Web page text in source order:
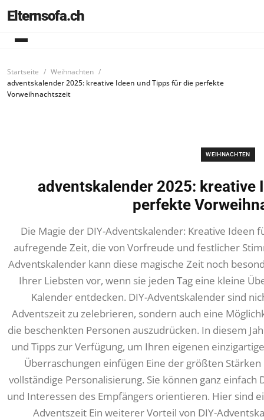
Elternsofa.ch
Startseite
Weihnachten
adventskalender 2025: kreative Ideen und Tipps für die perfekte
Vorweihnachtszeit
WEIHNACHTEN
adventskalender 2025: kreative
perfekte
Die Magie der DIY-Adventskalender: Kreative Ideen
aufregende Zeit, die von Vorfreude und festlicher
Adventskalender kann diese magische Zeit noch
Ihrer Liebsten vor, wenn sie jeden Tag eine kleine
Kalender entdecken. DIY-Adventskalender sind
Adventszeit zu zelebrieren, sondern auch eine
die beschenkten Personen auszudrücken. In diesem
und Tipps zur Verfügung, um Ihren eigenen
Überraschungen einfügen Eine der größten
vollständige Personalisierung. Sie können ganz
und Interessen des Empfängers orientieren. Hier sind
Adventszeit Ein weiterer Vorteil von DIY-